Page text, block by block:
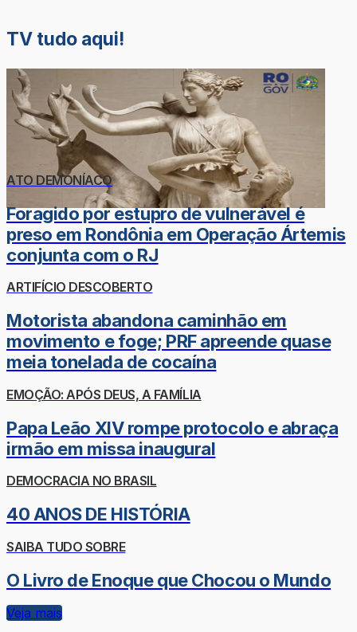
TV tudo aqui!
ATO DEMONÍACO
Foragido por estupro de vulnerável é
preso em Rondônia em Operação Ártemis
conjunta com o RJ
ARTIFÍCIO DESCOBERTO
Motorista abandona caminhão em
movimento e foge; PRF apreende quase
meia tonelada de cocaína
EMOÇÃO: APÓS DEUS, A FAMÍLIA
Papa Leão XIV rompe protocolo e abraça
irmão em missa inaugural
DEMOCRACIA NO BRASIL
40 ANOS DE HISTÓRIA
SAIBA TUDO SOBRE
O Livro de Enoque que Chocou o Mundo
Veja mais